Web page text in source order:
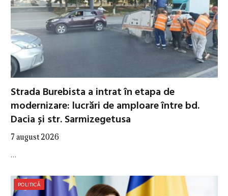
Strada Burebista a intrat în etapa de
modernizare: lucrări de amploare între bd.
Dacia și str. Sarmizegetusa
7 august 2026
…
POLITICĂ